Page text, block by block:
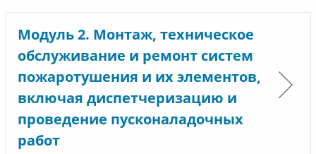
Модуль 2. Монтаж, техническое
обслуживание и ремонт систем
пожаротушения и их элементов,
включая диспетчеризацию и
проведение пусконаладочных
работ